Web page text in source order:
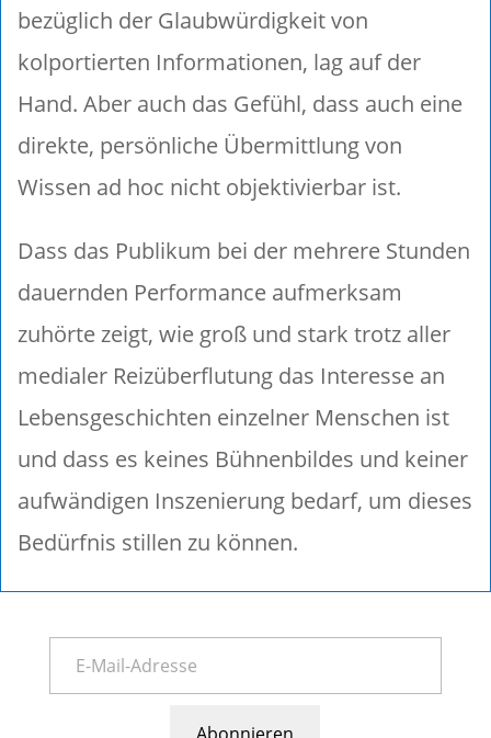
bezüglich der Glaubwürdigkeit von
kolportierten Informationen, lag auf der
Hand. Aber auch das Gefühl, dass auch eine
direkte, persönliche Übermittlung von
Wissen ad hoc nicht objektivierbar ist.
Dass das Publikum bei der mehrere Stunden
dauernden Performance aufmerksam
zuhörte zeigt, wie groß und stark trotz aller
medialer Reizüberflutung das Interesse an
Lebensgeschichten einzelner Menschen ist
und dass es keines Bühnenbildes und keiner
aufwändigen Inszenierung bedarf, um dieses
Bedürfnis stillen zu können.